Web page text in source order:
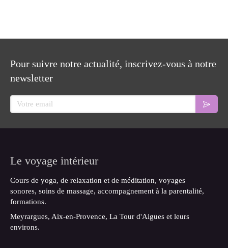
Pour suivre notre actualité, inscrivez-vous à notre
newsletter
Votre email
Le voyage intérieur
Cours de yoga, de relaxation et de méditation, voyages
sonores, soins de massage, accompagnement à la parentalité,
formations.
Meyrargues, Aix-en-Provence, La Tour d'Aigues et leurs
environs.